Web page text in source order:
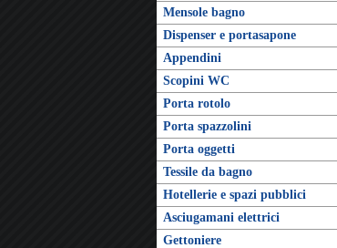
Mensole bagno
Dispenser e portasapone
Appendini
Scopini WC
Porta rotolo
Porta spazzolini
Porta oggetti
Tessile da bagno
Hotellerie e spazi pubblici
Asciugamani elettrici
Gettoniere